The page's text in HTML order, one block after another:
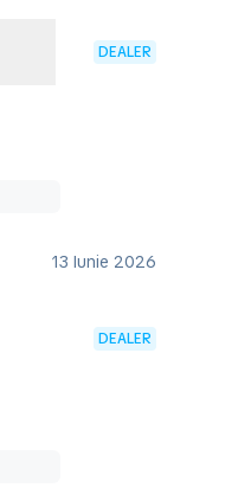
DEALER
13 Iunie 2026
DEALER